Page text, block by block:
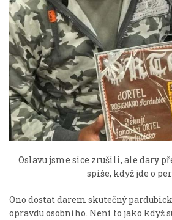
Oslavu jsme sice zrušili, ale dary
spíše, když jde o
Ono dostat darem skutečný
opravdu osobního. Není to jako když